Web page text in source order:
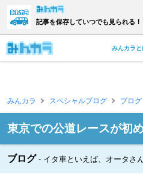
記事を保存していつでも見られる！
みんカラと
みんカラ スペシャルブログ ブログ
東京での公道レースが初
ブログ イタ車といえば、オータさ